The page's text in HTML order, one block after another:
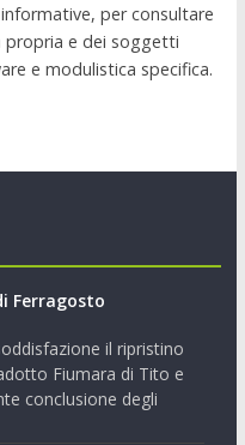
per consultare
propria e dei soggetti
e modulistica specifica.
Ferragosto
il ripristino
Fiumara di Tito e
conclusione degli